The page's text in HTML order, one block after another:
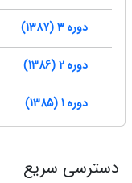
دوره 3 (1387)
دوره 2 (1386)
دوره 1 (1385)
دسترسی سریع